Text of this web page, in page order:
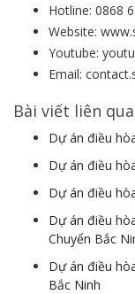
Hotline: 0868
Website:
Youtube:
Email:
Bài viết liên
Dự án điều
Dự án điều
Dự án điều
Dự án điều
Chuyển Bắc
Dự án điều
Bắc Ninh